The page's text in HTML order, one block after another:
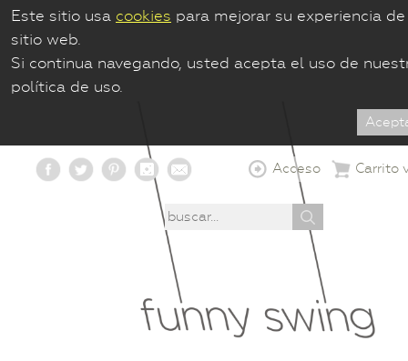
Este sitio usa cookies para mejorar su experiencia
sitio web.
Si continua navegando, usted acepta el uso de
política de uso.
Acceso Carrito